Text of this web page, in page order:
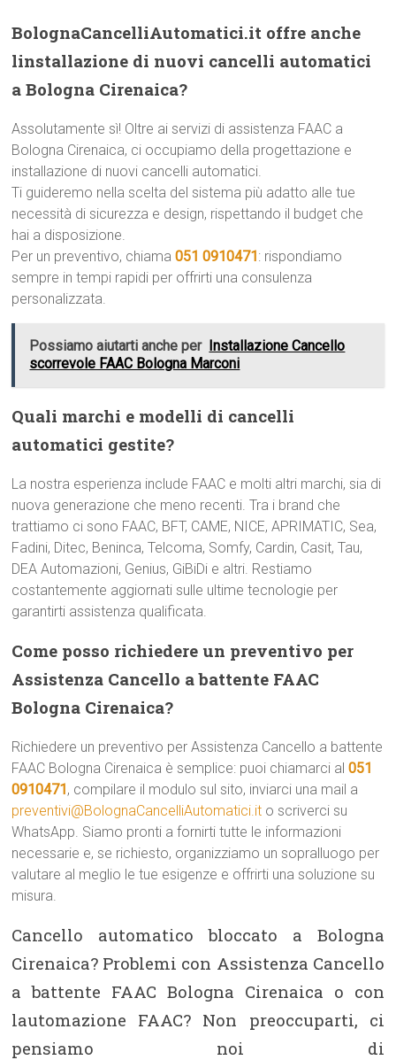
BolognaCancelliAutomatici.it offre anche
linstallazione di nuovi cancelli automatici
a Bologna Cirenaica?
Assolutamente sì! Oltre ai servizi di assistenza FAAC a
Bologna Cirenaica, ci occupiamo della progettazione e
installazione di nuovi cancelli automatici.
Ti guideremo nella scelta del sistema più adatto alle tue
necessità di sicurezza e design, rispettando il budget che
hai a disposizione.
Per un preventivo, chiama051 0910471: rispondiamo
sempre in tempi rapidi per offrirti una consulenza
personalizzata.
Possiamo aiutarti anche per Installazione Cancello
scorrevole FAAC Bologna Marconi
Quali marchi e modelli di cancelli
automatici gestite?
La nostra esperienza include FAAC e molti altri marchi, sia di
nuova generazione che meno recenti. Tra i brand che
trattiamo ci sono FAAC, BFT, CAME, NICE, APRIMATIC, Sea,
Fadini, Ditec, Beninca, Telcoma, Somfy, Cardin, Casit, Tau,
DEA Automazioni, Genius, GiBiDi e altri. Restiamo
costantemente aggiornati sulle ultime tecnologie per
garantirti assistenza qualificata.
Come posso richiedere un preventivo per
Assistenza Cancello a battente FAAC
Bologna Cirenaica?
Richiedere un preventivo per Assistenza Cancello a battente
FAAC Bologna Cirenaica è semplice: puoi chiamarci al051
0910471, compilare il modulo sul sito, inviarci una mail a
preventivi@BolognaCancelliAutomatici.it o scriverci su
WhatsApp. Siamo pronti a fornirti tutte le informazioni
necessarie e, se richiesto, organizziamo un sopralluogo per
valutare al meglio le tue esigenze e offrirti una soluzione su
misura.
Cancello automatico bloccato a Bologna
Cirenaica? Problemi con Assistenza Cancello
a battente FAAC Bologna Cirenaica o con
lautomazione FAAC? Non preoccuparti, ci
pensiamo noi di